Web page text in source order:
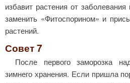
избавит растения от
заменить «Фитоспорином» и
растений.
Совет 7
После первого заморозка
зимнего хранения. Если пришла